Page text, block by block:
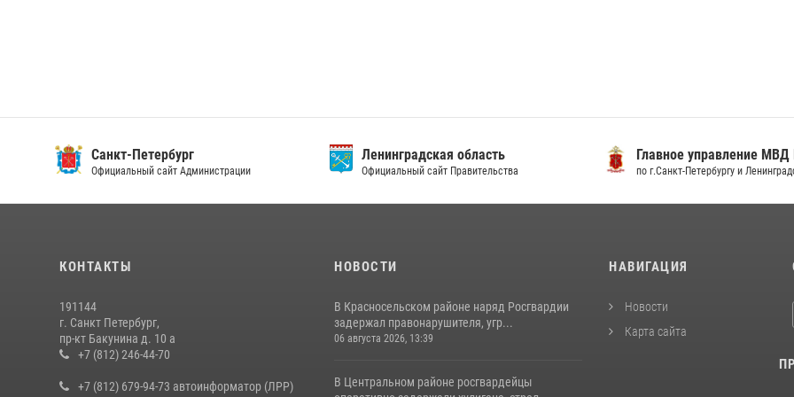
Ленинградская область
Официальный сайт Правительства
Главное управление МВД России
по г.Санкт-Петербургу и Ленинградской области
ГСУ
по г.Санкт-
КОНТАКТЫ
191144
г. Санкт Петербург,
пр-кт Бакунина д. 10 а
+7 (812) 246-44-70
+7 (812) 679-94-73 автоинформатор (ЛРР)
НОВОСТИ
В Красносельском районе наряд Росгвардии
задержал правонарушителя, угр...
06 августа 2026, 13:39
В Центральном районе росгвардейцы
НАВИГАЦИЯ
Новости
Карта сайта